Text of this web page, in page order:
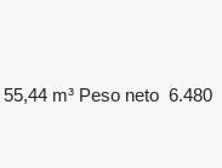
55,44 m³ Peso neto 6.480